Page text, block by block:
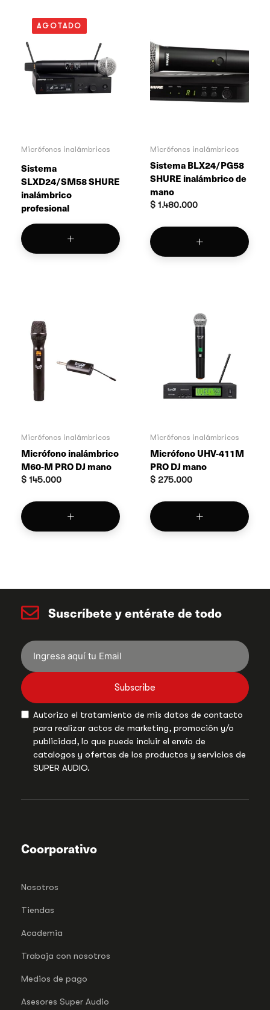
AGOTADO
Micrófonos inalámbricos
Sistema
SLXD24/SM58 SHURE
inalámbrico
profesional
Micrófonos inalámbricos
Sistema BLX24/PG58
SHURE inalámbrico de
mano
$ 1.480.000
Micrófonos inalámbricos
Micrófono inalámbrico
M60-M PRO DJ mano
$ 145.000
Micrófonos inalámbricos
Micrófono UHV-411M
PRO DJ mano
$ 275.000
Suscríbete y entérate de todo
Subscribe
Autorizo el tratamiento de mis datos de contacto
para realizar actos de marketing, promoción y/o
publicidad, lo que puede incluir el envío de
catalogos y ofertas de los productos y servicios de
SUPER AUDIO.
Coorporativo
Nosotros
Tiendas
Academia
Trabaja con nosotros
Medios de pago
Asesores Super Audio